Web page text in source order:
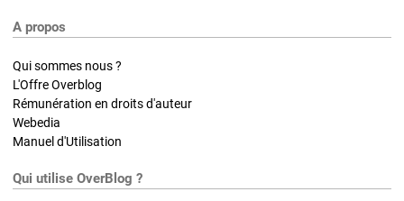
A propos
Qui sommes nous ?
L'Offre Overblog
Rémunération en droits d'auteur
Webedia
Manuel d'Utilisation
Qui utilise OverBlog ?